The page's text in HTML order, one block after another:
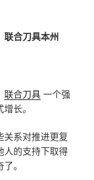
联合刀具本州
联合刀具一个强
长。
关系对推进更复
人的支持下取得
。